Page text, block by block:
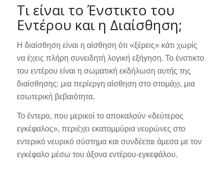
Τι είναι το Ένστικτο του
Εντέρου και η Διαίσθηση;
Η διαίσθηση είναι η αίσθηση ότι «ξέρεις» κάτι χωρίς
να έχεις πλήρη συνειδητή λογική εξήγηση. Το ένστικτο
του εντέρου είναι η σωματική εκδήλωση αυτής της
διαίσθησης: μια περίεργη αίσθηση στο στομάχι, μια
εσωτερική βεβαιότητα.
Το έντερο, που μερικοί το αποκαλούν «δεύτερος
εγκέφαλος», περιέχει εκατομμύρια νευρώνες στο
εντερικό νευρικό σύστημα και συνδέεται άμεσα με τον
εγκέφαλο μέσω του άξονα εντέρου‑εγκεφάλου.